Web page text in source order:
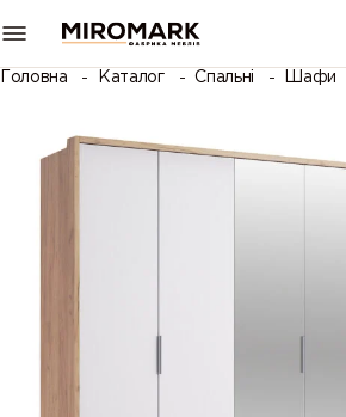
Головна Каталог Спальні Шафи